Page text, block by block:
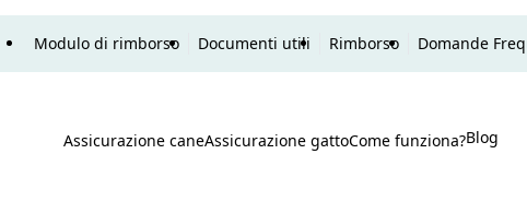
Modulo di rimborso Documenti utili Rimborso Domande
Ricerca
Assicurazione caneAssicurazione gattoCome funziona?Blog